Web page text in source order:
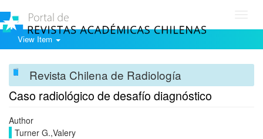
View Item
Revista Chilena de Radiología
Caso radiológico de desafío diagnóstico
Author
Turner G.,Valery